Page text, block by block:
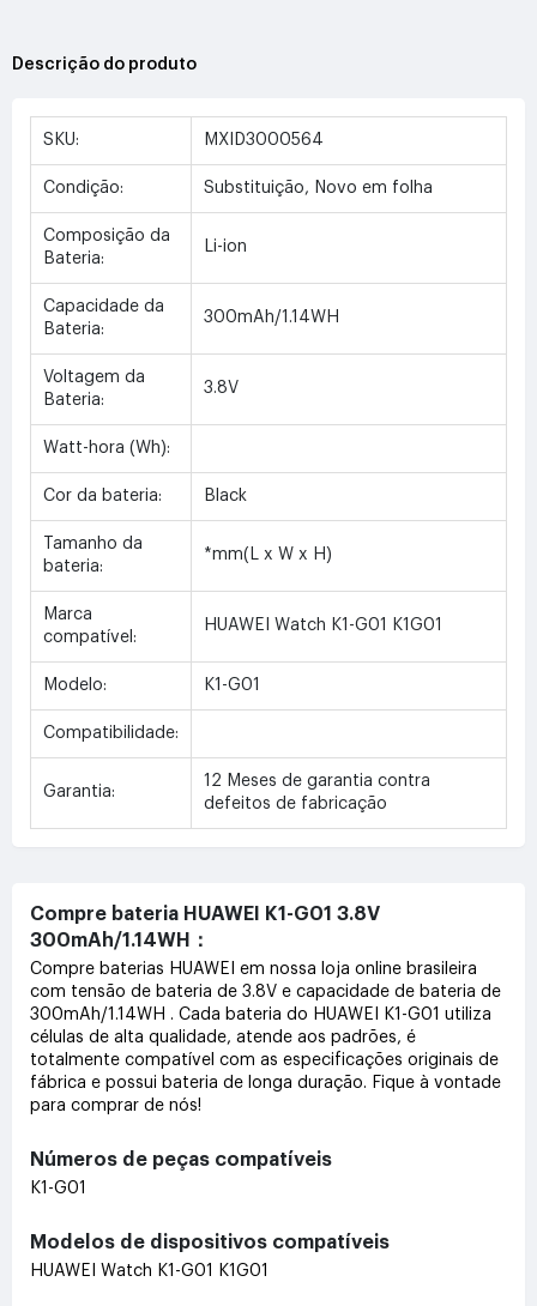
Descrição do produto
SKU: MXID3000564
Condição: Substituição, Novo em folha
Composição da
Bateria:
Li-ion
Capacidade da
Bateria:
300mAh/1.14WH
Voltagem da
Bateria:
3.8V
Watt-hora (Wh):
Cor da bateria: Black
Tamanho da
bateria:
*mm(L x W x H)
Marca
compatível:
HUAWEI Watch K1-G01 K1G01
Modelo: K1-G01
Compatibilidade:
Garantia:
12 Meses de garantia contra
defeitos de fabricação
Compre bateria HUAWEI K1-G01 3.8V
300mAh/1.14WH：
Compre baterias HUAWEI em nossa loja online brasileira
com tensão de bateria de 3.8V e capacidade de bateria de
300mAh/1.14WH . Cada bateria do HUAWEI K1-G01 utiliza
células de alta qualidade, atende aos padrões, é
totalmente compatível com as especificações originais de
fábrica e possui bateria de longa duração. Fique à vontade
para comprar de nós!
Números de peças compatíveis
K1-G01
Modelos de dispositivos compatíveis
HUAWEI Watch K1-G01 K1G01